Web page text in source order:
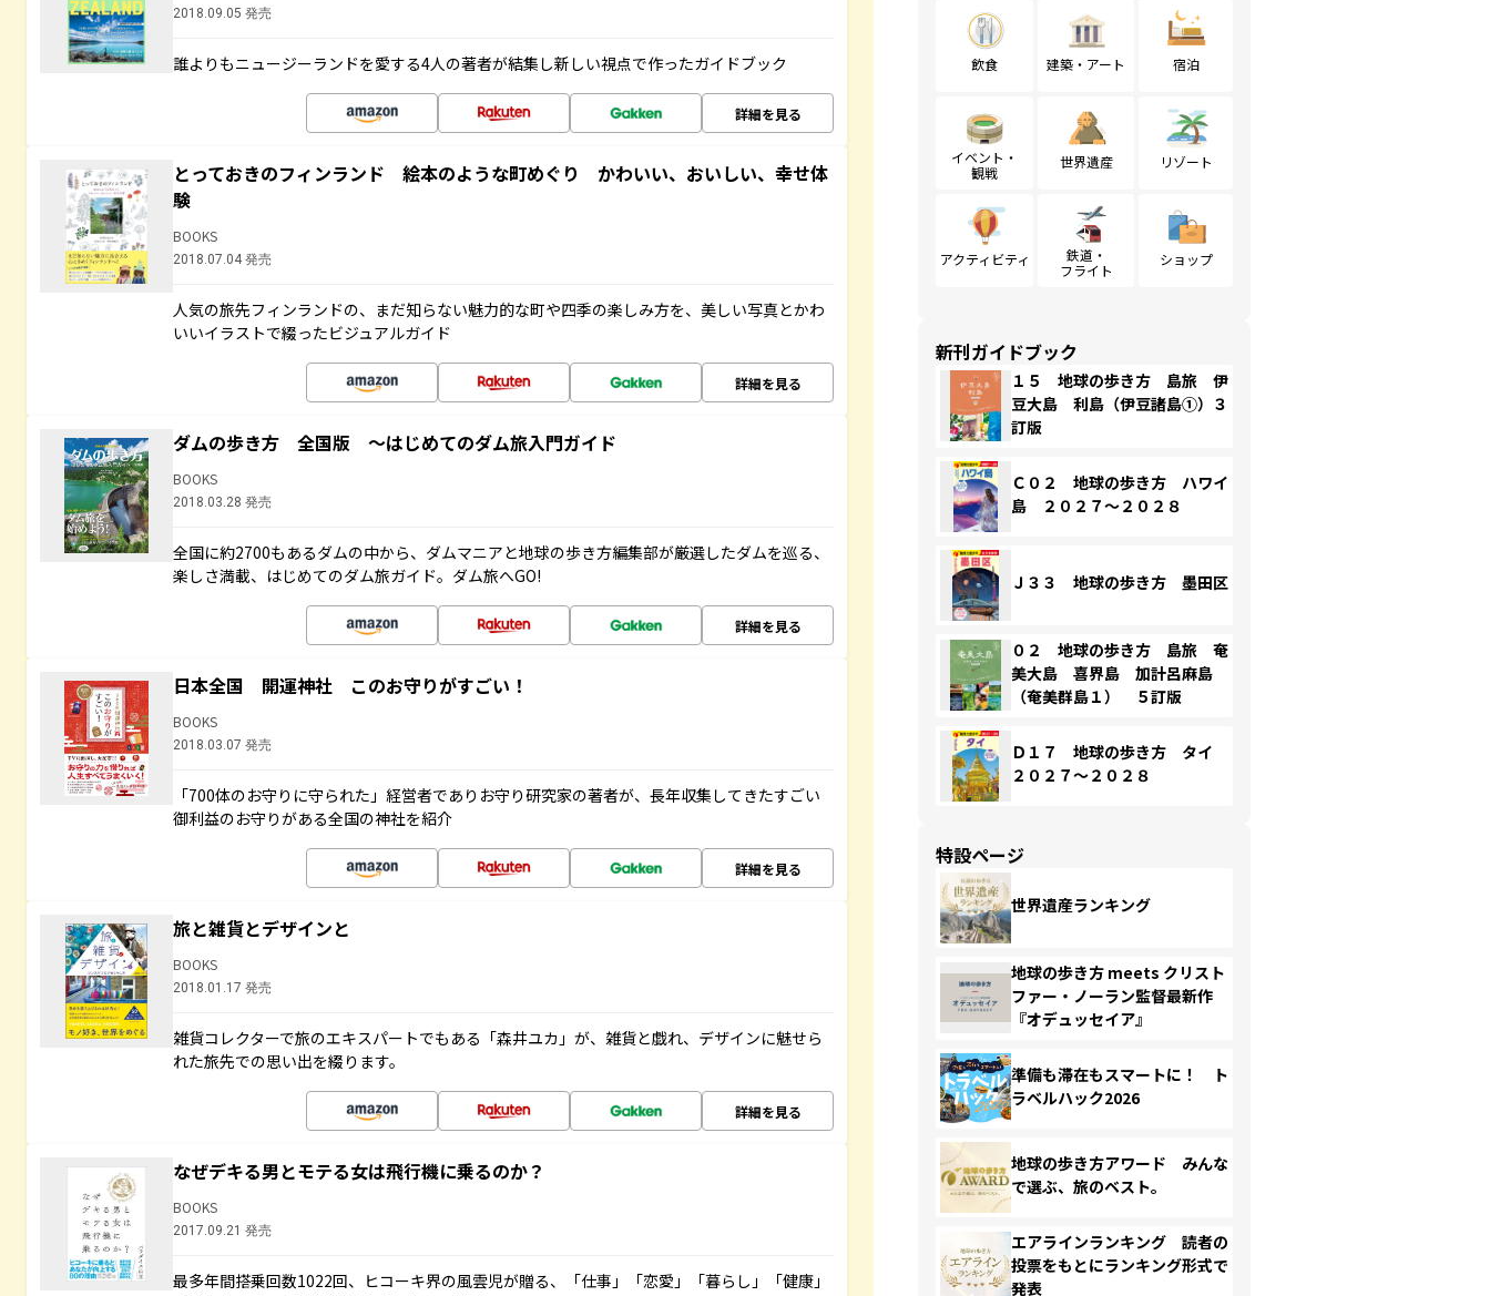
2018.09.05 発売
誰よりもニュージーランドを愛する4人の著者が結集し新しい視点で作ったガイドブック
詳細を見る
とっておきのフィンランド 絵本のような町めぐり かわいい、おいしい、幸せ体
験
BOOKS
2018.07.04 発売
人気の旅先フィンランドの、まだ知らない魅力的な町や四季の楽しみ方を、美しい写真とかわ
いいイラストで綴ったビジュアルガイド
詳細を見る
ダムの歩き方 全国版 ～はじめてのダム旅入門ガイド
BOOKS
2018.03.28 発売
全国に約2700もあるダムの中から、ダムマニアと地球の歩き方編集部が厳選したダムを巡る、
楽しさ満載、はじめてのダム旅ガイド。ダム旅へGO!
詳細を見る
日本全国 開運神社 このお守りがすごい！
BOOKS
2018.03.07 発売
「700体のお守りに守られた」経営者でありお守り研究家の著者が、長年収集してきたすごい
御利益のお守りがある全国の神社を紹介
詳細を見る
旅と雑貨とデザインと
BOOKS
2018.01.17 発売
雑貨コレクターで旅のエキスパートでもある「森井ユカ」が、雑貨と戯れ、デザインに魅せら
れた旅先での思い出を綴ります。
詳細を見る
なぜデキる男とモテる女は飛行機に乗るのか？
BOOKS
2017.09.21 発売
最多年間搭乗回数1022回、ヒコーキ界の風雲児が贈る、「仕事」「恋愛」「暮らし」「健康」
飲食 建築・アート 宿泊
イベント・
観戦
世界遺産 リゾート
アクティビティ
鉄道・
フライト
ショップ
新刊ガイドブック
１５ 地球の歩き方 島旅 伊
豆大島 利島（伊豆諸島①）３
訂版
Ｃ０２ 地球の歩き方 ハワイ
島 ２０２７～２０２８
Ｊ３３ 地球の歩き方 墨田区
０２ 地球の歩き方 島旅 奄
美大島 喜界島 加計呂麻島
（奄美群島１） ５訂版
Ｄ１７ 地球の歩き方 タイ
２０２７～２０２８
特設ページ
世界遺産ランキング
地球の歩き方 meets クリスト
ファー・ノーラン監督最新作
『オデュッセイア』
準備も滞在もスマートに！ ト
ラベルハック2026
地球の歩き方アワード みんな
で選ぶ、旅のベスト。
エアラインランキング 読者の
投票をもとにランキング形式で
発表